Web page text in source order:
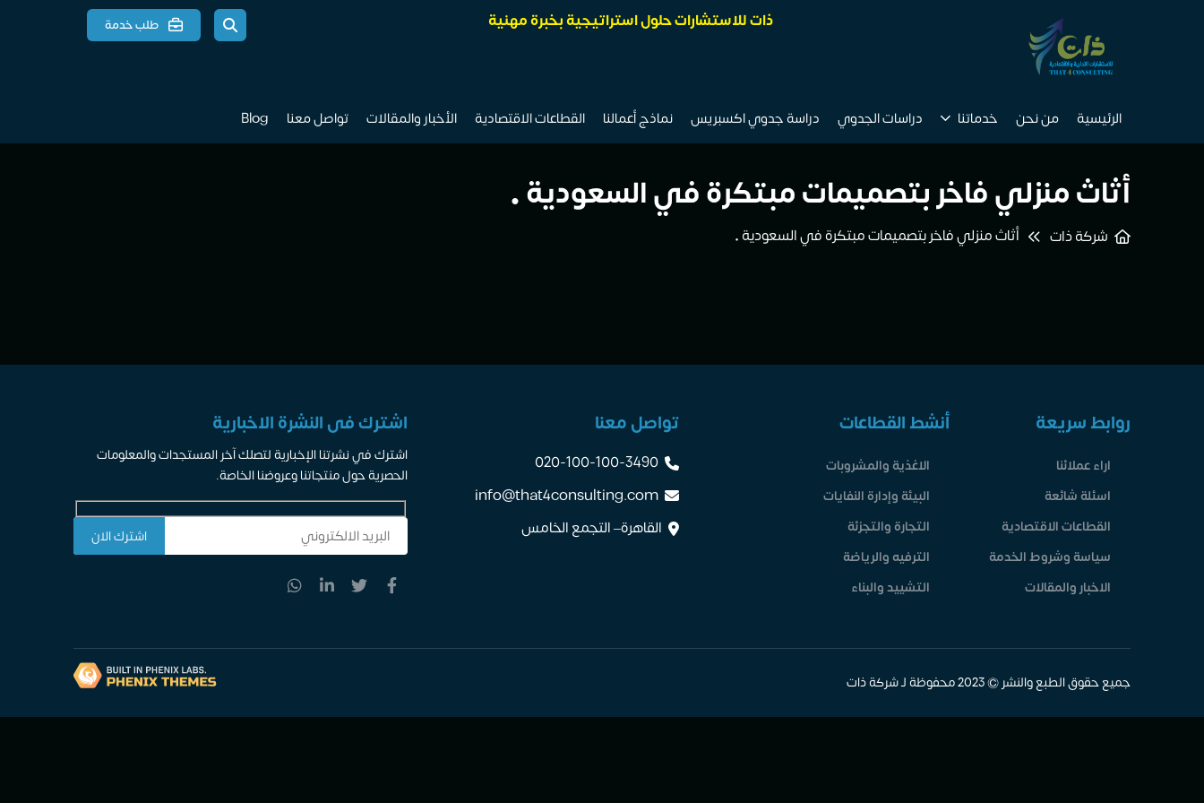
ذات للاستشارات حلول استراتيجية بخبرة مهنية طلب خدمة
الرئيسية من نحن خدماتنا دراسات الجدوي دراسة جدوي اكسبريس نماذج أعمالنا القطاعات الاقتصادية الأخبار والمقالات تواصل معنا Blog
أثاث منزلي فاخر بتصميمات مبتكرة في السعودية •
شركة ذات أثاث منزلي فاخر بتصميمات مبتكرة في السعودية •
روابط سريعة
اراء عملائنا
اسئلة شائعة
القطاعات الاقتصادية
سياسة وشروط الخدمة
الاخبار والمقالات
أنشط القطاعات
الاغذية والمشروبات
البيئة وإدارة النفايات
التجارة والتجزئة
الترفيه والرياضة
التشييد والبناء
تواصل معنا
020-100-100-3490
info@that4consulting.com
القاهرة– التجمع الخامس
اشترك فى النشرة الاخبارية
اشترك في نشرتنا الإخبارية لتصلك آخر المستجدات والمعلومات
الحصرية حول منتجاتنا وعروضنا الخاصة.
جميع حقوق الطبع والنشر © 2023 محفوظة لـ شركة ذات